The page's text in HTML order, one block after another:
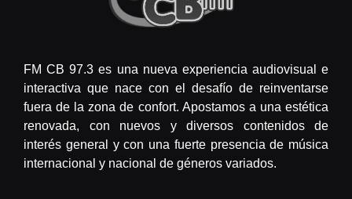
FM CB 97.3 es una nueva experiencia audiovisual e
interactiva que nace con el desafío de reinventarse
fuera de la zona de confort. Apostamos a una estética
renovada, con nuevos y diversos contenidos de
interés general y con una fuerte presencia de música
internacional y nacional de géneros variados.